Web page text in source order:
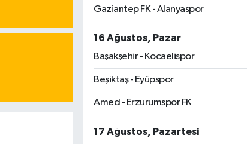
Gaziantep FK - Alanyaspor
16 Ağustos, Pazar
Başakşehir - Kocaelispor
Beşiktaş - Eyüpspor
Amed - Erzurumspor FK
17 Ağustos, Pazartesi